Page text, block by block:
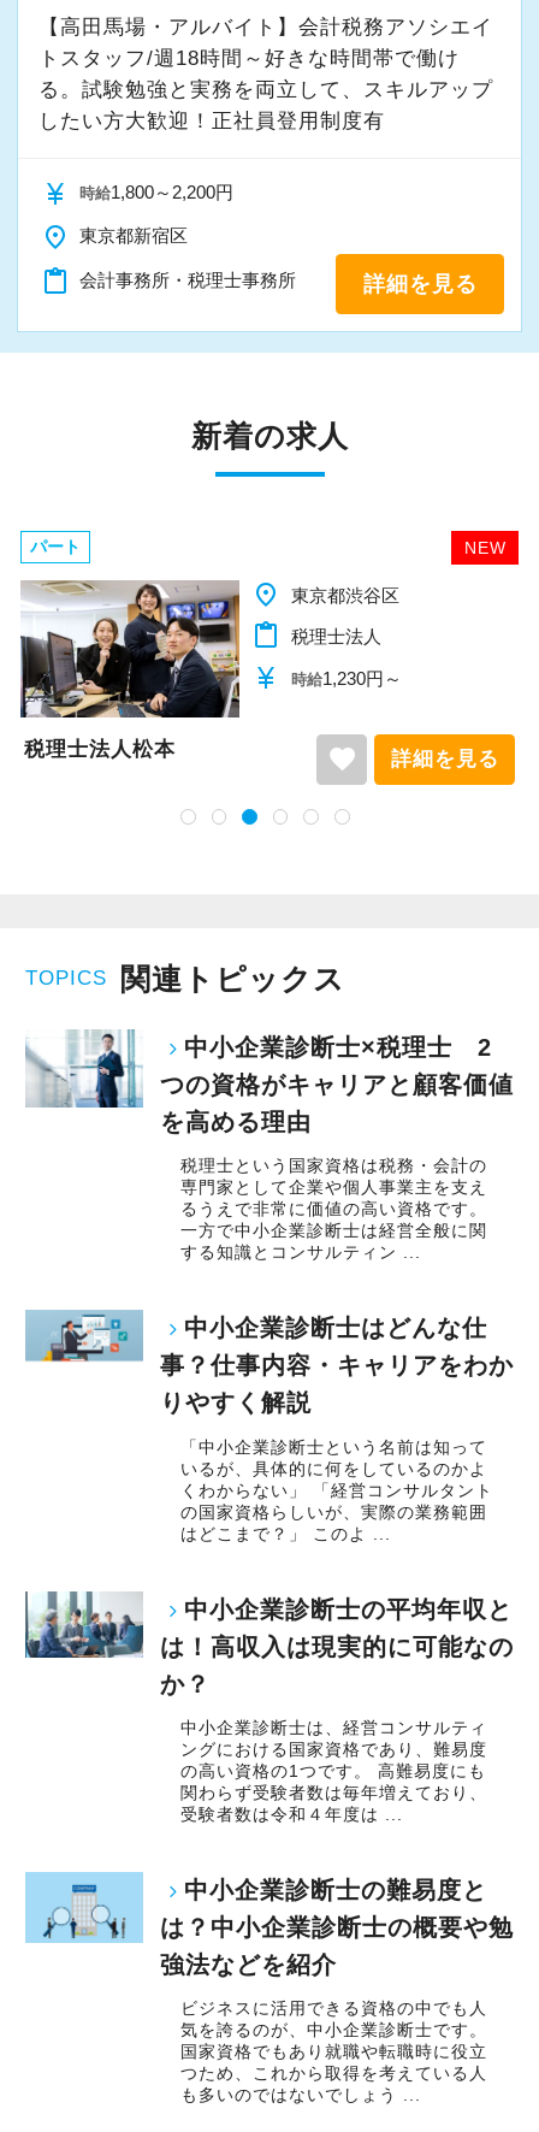
【高田馬場・アルバイト】会計税務アソシエイ
トスタッフ/週18時間～好きな時間帯で働け
る。試験勉強と実務を両立して、スキルアップ
したい方大歓迎！正社員登用制度有
currency_yen 時給1,800～2,200円
place 東京都新宿区
content_paste 会計事務所・税理士事務所 詳細を見る
新着の求人
place 東京都渋谷区
content_paste 税理士法人
currency_yen 時給 1,230円～
法人松本 詳細を見る
パート
税理
TOPICS 関連トピックス
中小企業診断士×税理士 2
つの資格がキャリアと顧客価値
を高める理由
税理士という国家資格は税務・会計の
専門家として企業や個人事業主を支え
るうえで非常に価値の高い資格です。
一方で中小企業診断士は経営全般に関
する知識とコンサルティン ...
中小企業診断士はどんな仕
事？仕事内容・キャリアをわか
りやすく解説
「中小企業診断士という名前は知って
いるが、具体的に何をしているのかよ
くわからない」 「経営コンサルタント
の国家資格らしいが、実際の業務範囲
はどこまで？」 このよ ...
中小企業診断士の平均年収と
は！高収入は現実的に可能なの
か？
中小企業診断士は、経営コンサルティ
ングにおける国家資格であり、難易度
の高い資格の1つです。 高難易度にも
関わらず受験者数は毎年増えており、
受験者数は令和４年度は ...
中小企業診断士の難易度と
は？中小企業診断士の概要や勉
強法などを紹介
ビジネスに活用できる資格の中でも人
気を誇るのが、中小企業診断士です。
国家資格でもあり就職や転職時に役立
つため、これから取得を考えている人
も多いのではないでしょう ...